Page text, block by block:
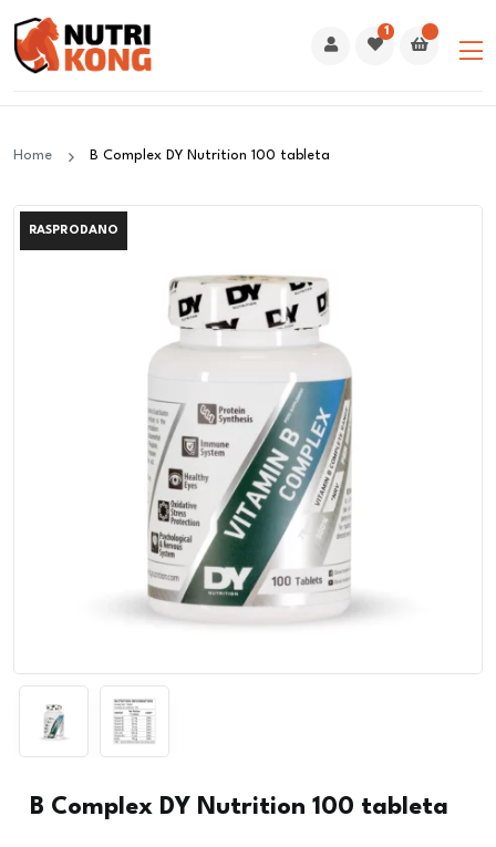
1
Home B Complex DY Nutrition 100 tableta
RASPRODANO
B Complex DY Nutrition 100 tableta